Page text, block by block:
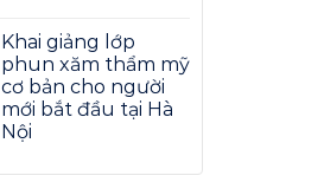
Khai giảng lớp
phun xăm thẩm mỹ
cơ bản cho người
mới bắt đầu tại Hà
Nội